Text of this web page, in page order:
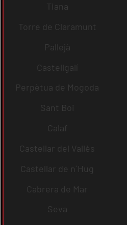
Tiana
Torre de Claramunt
Pallejà
Castellgalí
Perpètua de Mogoda
Sant Boi
Calaf
Castellar del Vallès
Castellar de n´Hug
Cabrera de Mar
Seva